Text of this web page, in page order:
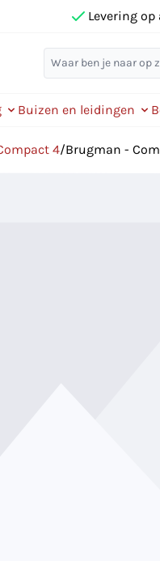
Levering
Buizen en leidingen
4/Brugman -